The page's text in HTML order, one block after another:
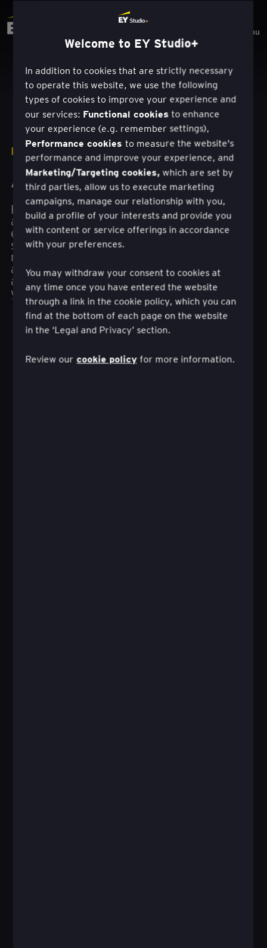
Menu
RATKAISUT
Asiakaskokemus
EY Studio+ -lähestymistapa
asiakaskokemukseen (CX), joka perustuu
empatiaan ja tarkoituksenmukaisuuteen, auttaa
sinua tuottamaan oikeanlaisia näkemyksiä
rakentaaksesi erottuvia ja vaikuttavia
asiakaskokemuksia, jotka lisäävät pitkän
aikavälin arvoa asiakkaalle, organisaatiollesi ja
yhteiskunnalle.
Welcome to EY Studio+
In addition to cookies that are strictly necessary
to operate this website, we use the following
types of cookies to improve your experience and
our services: Functional cookiesto enhance
your experience (e.g. remember settings),
Performance cookiesto measure the website's
performance and improve your experience, and
Marketing/Targeting cookies, which are set by
third parties, allow us to execute marketing
campaigns, manage our relationship with you,
build a profile of your interests and provide you
with content or service offerings in accordance
with your preferences.
You may withdraw your consent to cookies at
any time once you have entered the website
through a link in the cookie policy, which you can
find at the bottom of each page on the website
in the ‘Legal and Privacy’ section.
Review our cookie policy for more information.